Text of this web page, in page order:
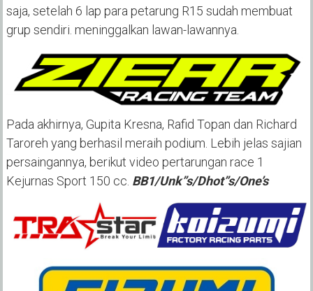
saja, setelah 6 lap para petarung R15 sudah membuat
grup sendiri. meninggalkan lawan-lawannya.
Pada akhirnya, Gupita Kresna, Rafid Topan dan Richard
Taroreh yang berhasil meraih podium. Lebih jelas sajian
persaingannya, berikut video pertarungan race 1
Kejurnas Sport 150 cc. BB1/Unk”s/Dhot”s/One’s